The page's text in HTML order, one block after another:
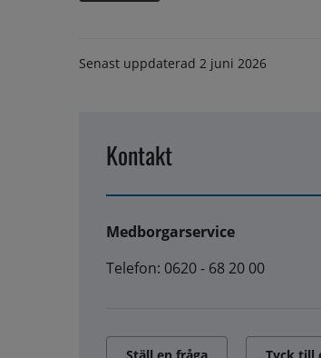
Senast uppdaterad 2 juni 2026
Kontakt
Medborgarservice
Telefon: 0620 - 68 20 00